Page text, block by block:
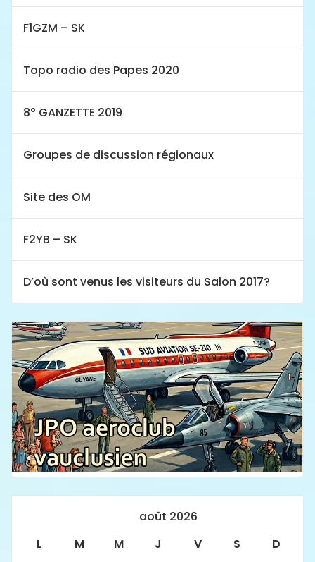
F1GZM – SK
Topo radio des Papes 2020
8° GANZETTE 2019
Groupes de discussion régionaux
Site des OM
F2YB – SK
D’où sont venus les visiteurs du Salon 2017?
août 2026
L
M M J V S
D